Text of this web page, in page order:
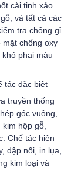
cài tinh xảo
và tất cả các
tra chống gỉ
chống oxy
phai màu
tác đặc biệt
truyền thống
góc vuông,
hộp gỗ,
Chế tác hiện
dập nổi, in lụa,
kim loại và